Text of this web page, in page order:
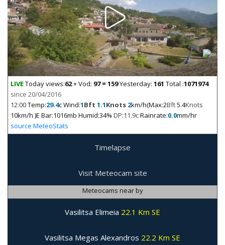
LIVEToday views:62+ Vod: 97 = 159Yesterday: 161 Total :1071974
since 20/04/2016
12:00Temp:29.4c Wind:1Bft 1.1Knots 2km/h(Max:2Bft5.4Knots
10km/h )E Bar:1016mb Humid:34% DP:11.9cRainrate:0.0mm/hr
source MeteoStats
Timelapse
Visit Meteocam site
Meteocams near by
Vasilitsa Elimeia 22.1 Km SE
Vasilitsa Megas Alexandros 22.2 Km SE